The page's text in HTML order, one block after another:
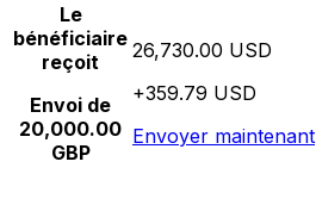
Le
bénéficiaire
reçoit
Envoi de
20,000.00
GBP
26,730.00 USD
+359.79 USD
Envoyer maintenant